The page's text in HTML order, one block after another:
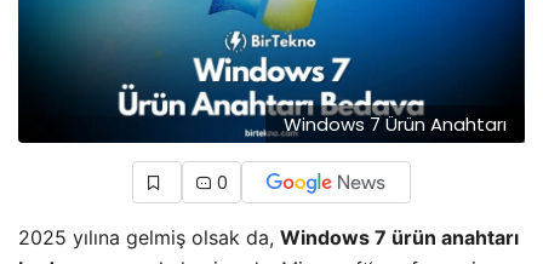
Windows 7 Ürün Anahtarı
0
2025 yılına gelmiş olsak da, Windows 7 ürün anahtarı